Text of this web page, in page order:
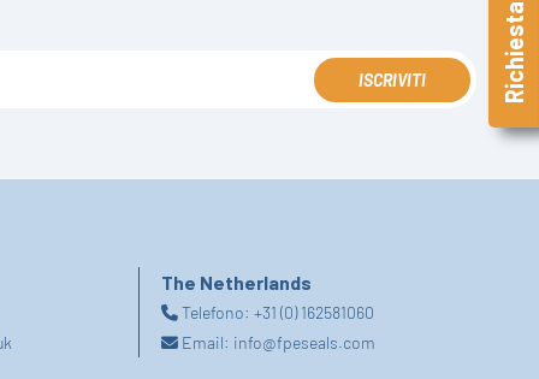
ISCRIVITI
The Netherlands
Telefono:+31 (0) 162581060
Email: info@fpeseals.com